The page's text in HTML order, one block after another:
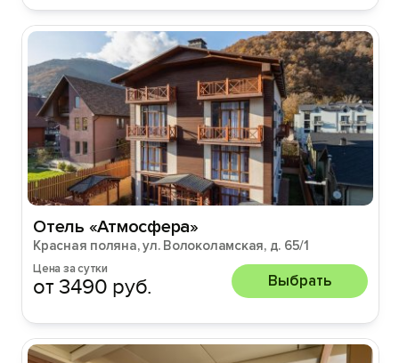
Отель «Атмосфера»
Красная поляна, ул. Волоколамская, д. 65/1
Цена за сутки
от 3490 руб. Выбрать